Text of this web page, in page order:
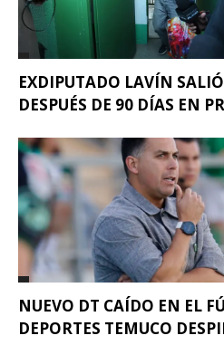
EXDIPUTADO LAVÍN
DESPUÉS DE 90 DÍAS EN
NUEVO DT CAÍDO EN EL
DEPORTES TEMUCO